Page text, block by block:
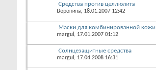
Средства против целлюлита
Воронина, 18.01.2007 12:42
Маски для комбинированной кожи
margul , 17.01.2007 01:12
Солнцезащитные средства
margul , 17.04.2008 16:31